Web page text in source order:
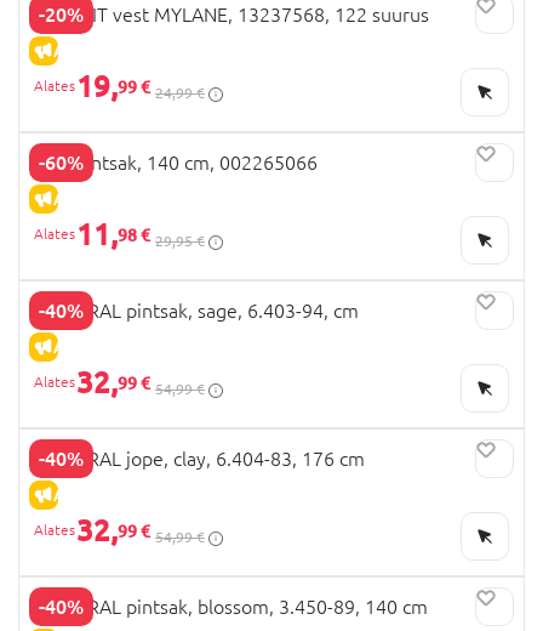
-20%
ALLAHINDLUS
NAME IT vest MYLANE, 13237568, 122 suurus
19,99 € 24,99 €
-60%
ALLAHINDLUS
OVS pintsak, 140 cm, 002265066
11,98 € 29,95 €
-40%
ALLAHINDLUS
MAYORAL pintsak, sage, 6.403-94, cm
32,99 € 54,99 €
-40%
ALLAHINDLUS
MAYORAL jope, clay, 6.404-83, 176 cm
32,99 € 54,99 €
-40%
MAYORAL pintsak, blossom, 3.450-89, 140 cm